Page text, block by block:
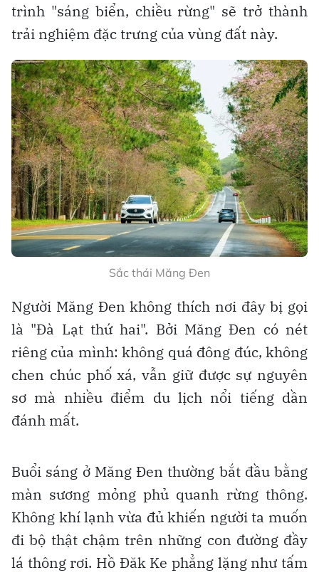
trình "sáng biển, chiều rừng" sẽ trở thành
trải nghiệm đặc trưng của vùng đất này.
Sắc thái Măng Đen
Người Măng Đen không thích nơi đây bị gọi
là "Đà Lạt thứ hai". Bởi Măng Đen có nét
riêng của mình: không quá đông đúc, không
chen chúc phố xá, vẫn giữ được sự nguyên
sơ mà nhiều điểm du lịch nổi tiếng dần
đánh mất.
Buổi sáng ở Măng Đen thường bắt đầu bằng
màn sương mỏng phủ quanh rừng thông.
Không khí lạnh vừa đủ khiến người ta muốn
đi bộ thật chậm trên những con đường đầy
lá thông rơi. Hồ Đăk Ke phẳng lặng như tấm